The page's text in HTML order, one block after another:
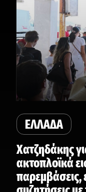
ΕΛΛΑΔΑ
Χατζηδάκης
ακτοπλοϊκά
παρεμβάσεις,